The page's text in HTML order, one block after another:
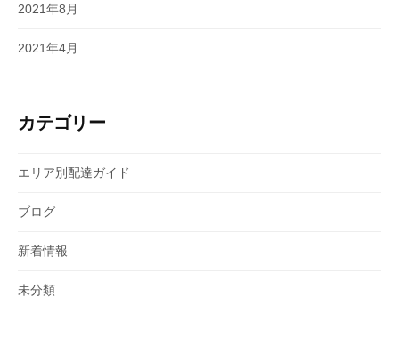
2021年8月
2021年4月
カテゴリー
エリア別配達ガイド
ブログ
新着情報
未分類